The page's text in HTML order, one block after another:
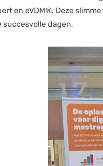
en eVDM®. Deze
succesvolle dagen.